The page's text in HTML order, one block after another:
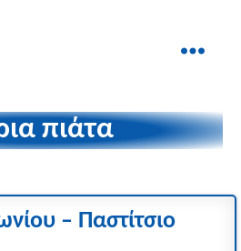
πιάτα
– Παστίτσιο